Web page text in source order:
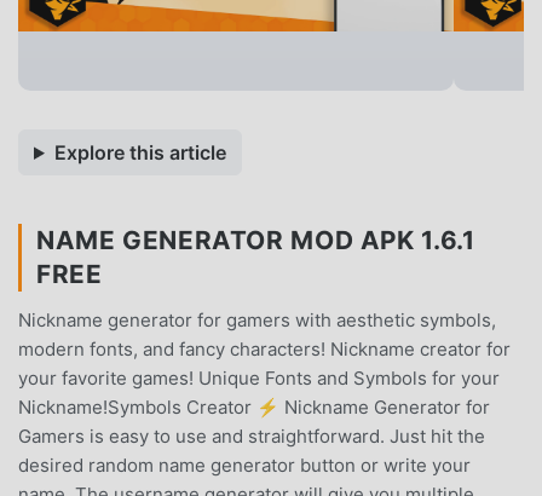
Explore this article
NAME GENERATOR MOD APK 1.6.1
FREE
Nickname generator for gamers with aesthetic symbols,
modern fonts, and fancy characters! Nickname creator for
your favorite games! Unique Fonts and Symbols for your
Nickname!Symbols Creator ⚡ Nickname Generator for
Gamers is easy to use and straightforward. Just hit the
desired random name generator button or write your